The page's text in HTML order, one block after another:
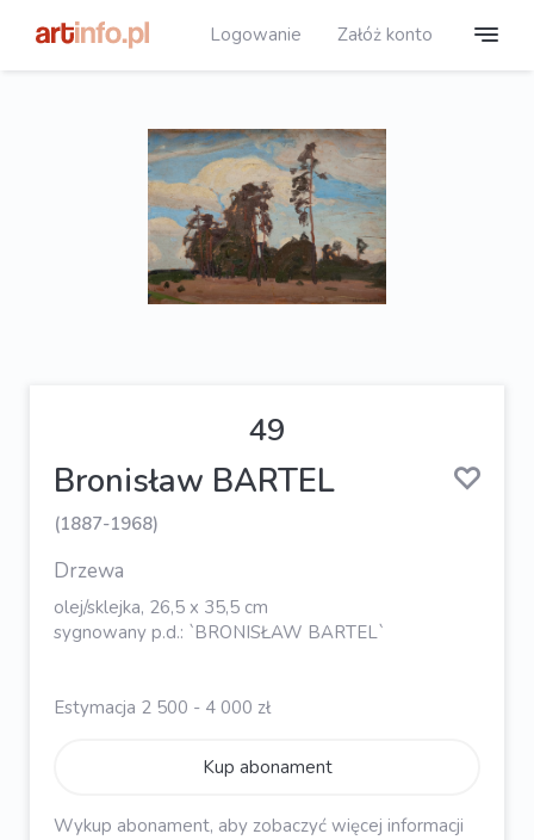
Logowanie Załóż konto
49
Bronisław BARTEL
(1887-1968)
Drzewa
olej/sklejka, 26,5 x 35,5 cm
sygnowany p.d.: `BRONISŁAW BARTEL`
Estymacja 2 500 - 4 000 zł
Kup abonament
Wykup abonament, aby zobaczyć więcej informacji